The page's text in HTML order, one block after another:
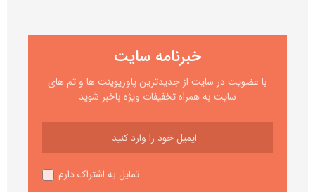
خبرنامه سایت
با عضویت در سایت از جدیدترین پاورپوینت ها و تم های
سایت به همراه تخفیفات ویژه باخبر شوید
تمایل به اشتراک دارم